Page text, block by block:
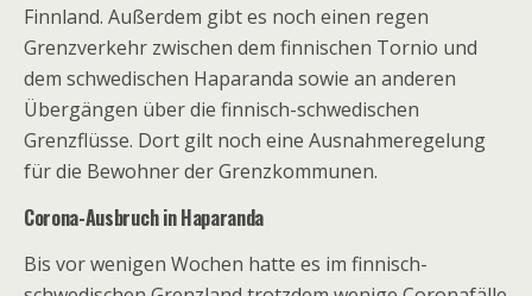
Finnland. Außerdem gibt es noch einen regen
Grenzverkehr zwischen dem finnischen Tornio und
dem schwedischen Haparanda sowie an anderen
Übergängen über die finnisch-schwedischen
Grenzflüsse. Dort gilt noch eine Ausnahmeregelung
für die Bewohner der Grenzkommunen.
Corona-Ausbruch in Haparanda
Bis vor wenigen Wochen hatte es im finnisch-